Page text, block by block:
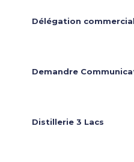
Délégation
Demandre
Distillerie 3 Lacs